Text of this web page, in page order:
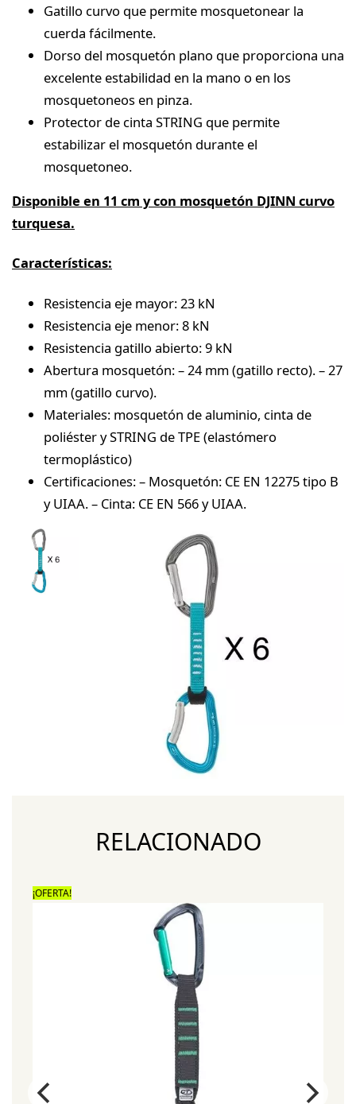
Gatillo curvo que permite mosquetonear la
cuerda fácilmente.
Dorso del mosquetón plano que proporciona una
excelente estabilidad en la mano o en los
mosquetoneos en pinza.
Protector de cinta STRING que permite
estabilizar el mosquetón durante el
mosquetoneo.
Disponible en 11 cm y con mosquetón DJINN curvo
turquesa.
Características:
Resistencia eje mayor: 23 kN
Resistencia eje menor: 8 kN
Resistencia gatillo abierto: 9 kN
Abertura mosquetón: – 24 mm (gatillo recto). – 27
mm (gatillo curvo).
Materiales: mosquetón de aluminio, cinta de
poliéster y STRING de TPE (elastómero
termoplástico)
Certificaciones: – Mosquetón: CE EN 12275 tipo B
y UIAA. – Cinta: CE EN 566 y UIAA.
RELACIONADO
¡OFERTA!